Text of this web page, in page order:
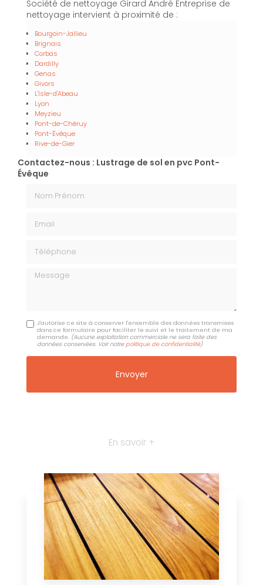
Société de nettoyage Girard André Entreprise de
nettoyage intervient à proximité de :
Bourgoin-Jallieu
Brignais
Corbas
Dardilly
Genas
Givors
L'Isle-d'Abeau
Lyon
Meyzieu
Pont-de-Chéruy
Pont-Évêque
Rive-de-Gier
Contactez-nous : Lustrage de sol en pvc Pont-
Évêque
Message
J'autorise ce site à conserver l'ensemble des données transmises
dans ce formulaire pour faciliter le suivi et le traitement de ma
demande. (Aucune exploitation commerciale ne sera faite des
données conservées. Voir notre politique de confidentialité)
En savoir +